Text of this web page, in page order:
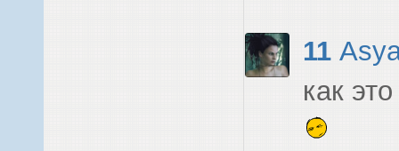
11
как